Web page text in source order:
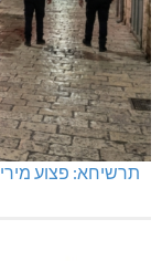
תרשיחא: פצוע מירי